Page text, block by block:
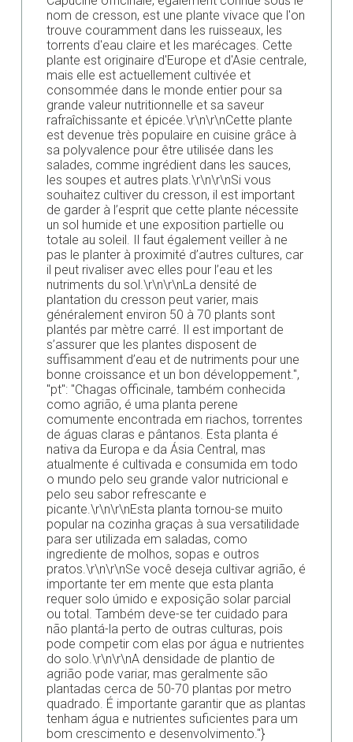
nom de cresson, est une plante vivace que l'on
trouve couramment dans les ruisseaux, les
torrents d'eau claire et les marécages. Cette
plante est originaire d'Europe et d'Asie centrale,
mais elle est actuellement cultivée et
consommée dans le monde entier pour sa
grande valeur nutritionnelle et sa saveur
rafraîchissante et épicée.\r\n\r\nCette plante
est devenue très populaire en cuisine grâce à
sa polyvalence pour être utilisée dans les
salades, comme ingrédient dans les sauces,
les soupes et autres plats.\r\n\r\nSi vous
souhaitez cultiver du cresson, il est important
de garder à l’esprit que cette plante nécessite
un sol humide et une exposition partielle ou
totale au soleil. Il faut également veiller à ne
pas le planter à proximité d’autres cultures, car
il peut rivaliser avec elles pour l’eau et les
nutriments du sol.\r\n\r\nLa densité de
plantation du cresson peut varier, mais
généralement environ 50 à 70 plants sont
plantés par mètre carré. Il est important de
s’assurer que les plantes disposent de
suffisamment d’eau et de nutriments pour une
bonne croissance et un bon développement.",
"pt": "Chagas officinale, também conhecida
como agrião, é uma planta perene
comumente encontrada em riachos, torrentes
de águas claras e pântanos. Esta planta é
nativa da Europa e da Ásia Central, mas
atualmente é cultivada e consumida em todo
o mundo pelo seu grande valor nutricional e
pelo seu sabor refrescante e
picante.\r\n\r\nEsta planta tornou-se muito
popular na cozinha graças à sua versatilidade
para ser utilizada em saladas, como
ingrediente de molhos, sopas e outros
pratos.\r\n\r\nSe você deseja cultivar agrião, é
importante ter em mente que esta planta
requer solo úmido e exposição solar parcial
ou total. Também deve-se ter cuidado para
não plantá-la perto de outras culturas, pois
pode competir com elas por água e nutrientes
do solo.\r\n\r\nA densidade de plantio de
agrião pode variar, mas geralmente são
plantadas cerca de 50-70 plantas por metro
quadrado. É importante garantir que as plantas
tenham água e nutrientes suficientes para um
bom crescimento e desenvolvimento."}